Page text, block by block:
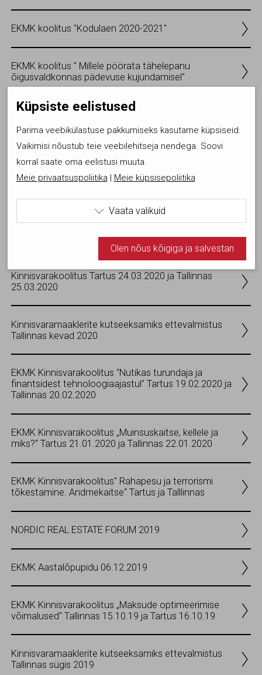
EKMK koolitus "Kodulaen 2020-2021"
EKMK koolitus " Millele pöörata tähelepanu
õigusvaldkonnas pädevuse kujundamisel"
Kinnisvaramaaklerite kutseeksamiks ettevalmistus
Tallinnas sügis 2020
EKMK webinar 27.mail kell 13.00-14.00
EKMK Üldkoosoleku uus kuupäev on 08.juuli 2020
EKMK webinar 13.mail kell 14.00-15.00
Kinnisvarakoolitus Tartus 24.03.2020 ja Tallinnas
25.03.2020
Kinnisvaramaaklerite kutseeksamiks ettevalmistus
Tallinnas kevad 2020
EKMK Kinnisvarakoolitus "Nutikas turundaja ja
finantsidest tehnoloogiaajastul" Tartus 19.02.2020 ja
Tallinnas 20.02.2020
EKMK Kinnisvarakoolitus „Muinsuskaitse, kellele ja
miks?“ Tartus 21.01.2020 ja Tallinnas 22.01.2020
EKMK Kinnisvarakoolitus" Rahapesu ja terrorismi
tõkestamine. Andmekaitse“ Tartus ja Talllinnas
NORDIC REAL ESTATE FORUM 2019
EKMK Aastalõpupidu 06.12.2019
EKMK Kinnisvarakoolitus „Maksude optimeerimise
võimalused“ Tallinnas 15.10.19 ja Tartus 16.10.19
Kinnisvaramaaklerite kutseeksamiks ettevalmistus
Tallinnas sügis 2019
Küpsiste eelistused
Parima veebikülastuse pakkumiseks kasutame küpsiseid.
Vaikimisi nõustub teie veebilehitseja nendega. Soovi
korral saate oma eelistusi muuta.
Meie privaatsuspoliitika | Meie küpsisepoliitika
 Vaata valikuid
Kasutame tehnilisi küpsiseid, mis on vajalikud veebi
toimimiseks. Seadusega lubatud kohustuslikud
küpsised.
Olen nõus statistika küpsistega. Võimaldavad jälgida
näiteks veebiliiklust.
Olen nõus kõigiga ja salvestan